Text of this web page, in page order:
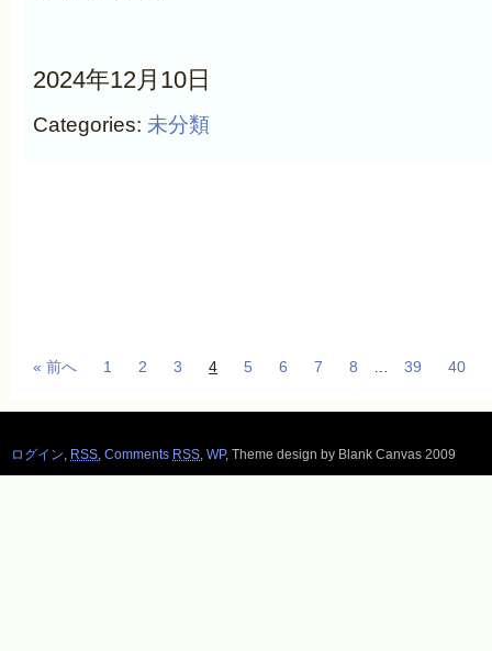
2024年12月10日
Categories: 未分類
« 前へ 1 2 3 4 5 6 7 8 39 40
ログイン RSS Comments RSS WP, Theme design by Blank Canvas 2009